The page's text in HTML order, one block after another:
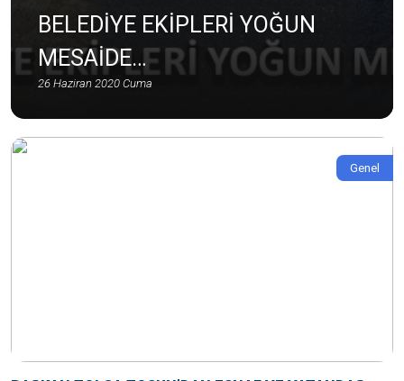
BELEDİYE EKİPLERİ YOĞUN
MESAİDE…
26 Haziran 2020 Cuma
Genel